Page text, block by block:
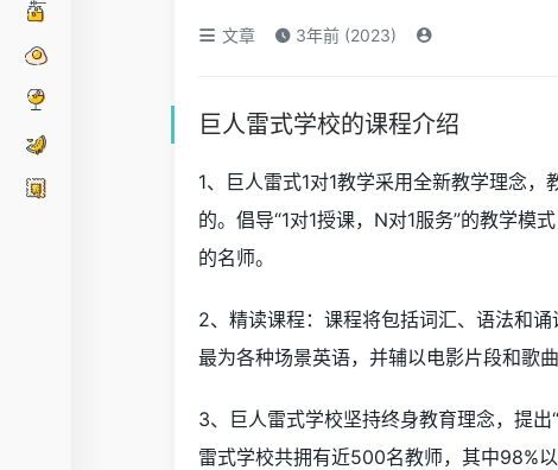
文章 3年前 (2023)
巨人雷式学校的课程介绍
1、巨人雷式1对1教学采用全新教学理念
的。倡导“1对1授课，N对1服务”的教学模
的名师。
2、精读课程：课程将包括词汇、语法和
最为各种场景英语，并辅以电影片段和歌
3、巨人雷式学校坚持终身教育理念，提
雷式学校共拥有近500名教师，其中98%